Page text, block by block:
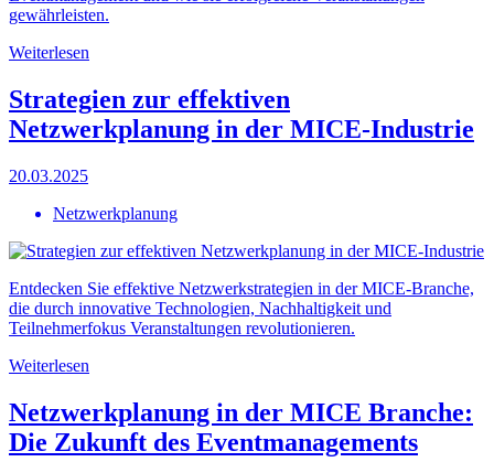
gewährleisten.
Weiterlesen
Strategien zur effektiven
Netzwerkplanung in der MICE-Industrie
20.03.2025
Netzwerkplanung
Entdecken Sie effektive Netzwerkstrategien in der MICE-Branche,
die durch innovative Technologien, Nachhaltigkeit und
Teilnehmerfokus Veranstaltungen revolutionieren.
Weiterlesen
Netzwerkplanung in der MICE Branche:
Die Zukunft des Eventmanagements